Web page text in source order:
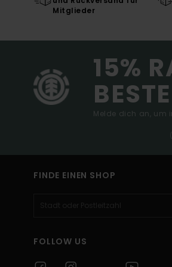
Mitglieder
15%
Melde dich an, um
FINDE EINEN SHOP
FOLLOW US